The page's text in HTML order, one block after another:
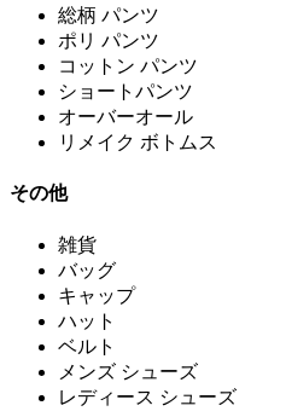
総柄 パンツ
ポリ パンツ
コットン パンツ
ショートパンツ
オーバーオール
リメイク ボトムス
その他
雑貨
バッグ
キャップ
ハット
ベルト
メンズ シューズ
レディース シューズ